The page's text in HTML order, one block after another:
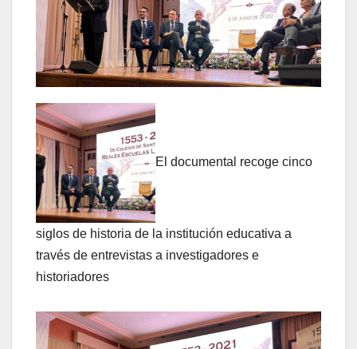
El documental recoge cinco
siglos de historia de la institución educativa a
través de entrevistas a investigadores e
historiadores